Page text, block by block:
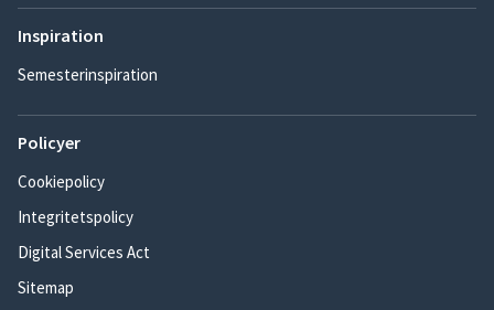
Inspiration
Semesterinspiration
Policyer
Cookiepolicy
Integritetspolicy
Digital Services Act
Sitemap